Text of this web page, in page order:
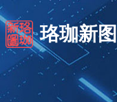
珞珈新图